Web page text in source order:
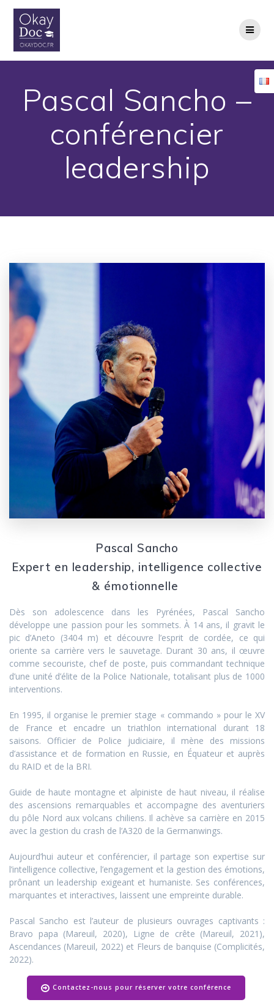
Pascal Sancho –
conférencier
leadership
Pascal Sancho
Expert en leadership, intelligence collective
& émotionnelle
Dès son adolescence dans les Pyrénées, Pascal Sancho
développe une passion pour les sommets. À 14 ans, il gravit le
pic d’Aneto (3404 m) et découvre l’esprit de cordée, ce qui
oriente sa carrière vers le sauvetage. Durant 30 ans, il œuvre
comme secouriste, chef de poste, puis commandant technique
d’une unité d’élite de la Police Nationale, totalisant plus de 1000
interventions.
En 1995, il organise le premier stage « commando » pour le XV
de France et encadre un triathlon international durant 18
saisons. Officier de Police judiciaire, il mène des missions
d’assistance et de formation en Russie, en Équateur et auprès
du RAID et de la BRI.
Guide de haute montagne et alpiniste de haut niveau, il réalise
des ascensions remarquables et accompagne des aventuriers
du pôle Nord aux volcans chiliens. Il achève sa carrière en 2015
avec la gestion du crash de l’A320 de la Germanwings.
Aujourd’hui auteur et conférencier, il partage son expertise sur
l’intelligence collective, l’engagement et la gestion des émotions,
prônant un leadership exigeant et humaniste. Ses conférences,
marquantes et interactives, laissent une empreinte durable.
Pascal Sancho est l’auteur de plusieurs ouvrages captivants :
Bravo papa (Mareuil, 2020), Ligne de crête (Mareuil, 2021),
Ascendances (Mareuil, 2022) et Fleurs de banquise (Complicités,
2022).
Contactez-nous pour réserver votre conférence